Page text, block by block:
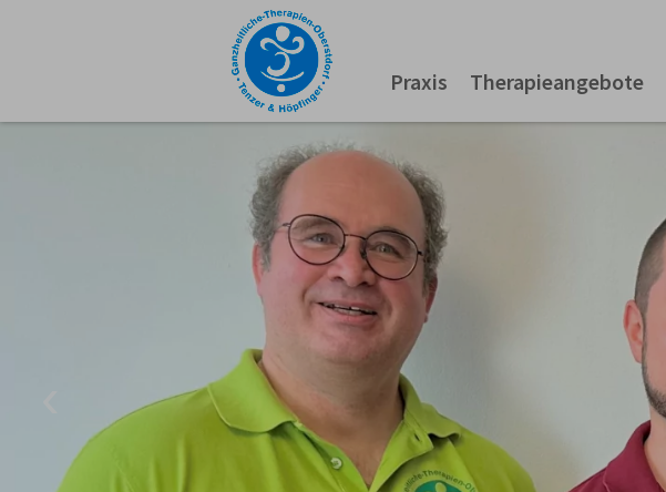
Praxis Therapieangebote